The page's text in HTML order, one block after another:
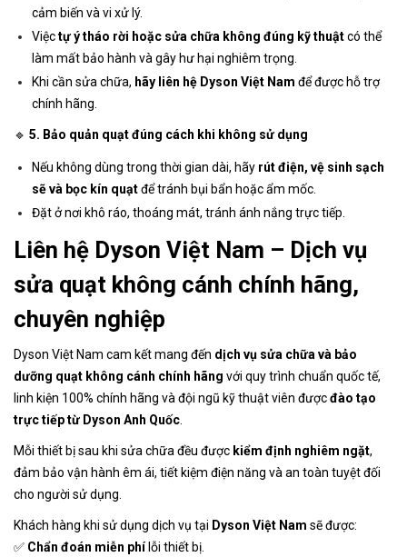
cảm biến và vi xử lý.
Việctự ý tháo rời hoặc sửa chữa không đúng kỹ thuậtcó thể
làm mất bảo hành và gây hư hại nghiêm trọng.
Khi cần sửa chữa, hãy liên hệ Dyson Việt Nam để được hỗ trợ
chính hãng.
🔹 5. Bảo quản quạt đúng cách khi không sử dụng
Nếu không dùng trong thời gian dài, hãy rút điện, vệ sinh sạch
sẽ và bọc kín quạtđể tránh bụi bẩn hoặc ẩm mốc.
Đặt ở nơi khô ráo, thoáng mát, tránh ánh nắng trực tiếp.
Liên hệ Dyson Việt Nam – Dịch vụ
sửa quạt không cánh chính hãng,
chuyên nghiệp
Dyson Việt Nam cam kết mang đến dịch vụ sửa chữa và bảo
dưỡng quạt không cánh chính hãng với quy trình chuẩn quốc tế,
linh kiện 100% chính hãng và đội ngũ kỹ thuật viên đượcđào tạo
trực tiếp từ Dyson Anh Quốc.
Mỗi thiết bị sau khi sửa chữa đều được kiểm định nghiêm ngặt,
đảm bảo vận hành êm ái, tiết kiệm điện năng và an toàn tuyệt đối
cho người sử dụng.
Khách hàng khi sử dụng dịch vụ tại Dyson Việt Nam sẽ được:
✅ Chẩn đoán miễn phílỗi thiết bị.